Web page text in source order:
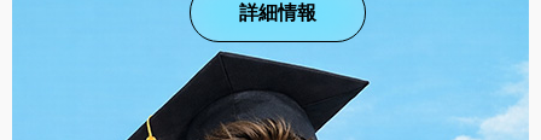
詳細情報